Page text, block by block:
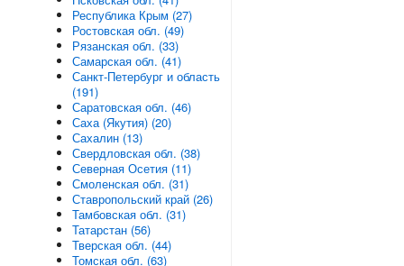
Республика Крым (27)
Ростовская обл. (49)
Рязанская обл. (33)
Самарская обл. (41)
Санкт-Петербург и область
(191)
Саратовская обл. (46)
Саха (Якутия) (20)
Сахалин (13)
Свердловская обл. (38)
Северная Осетия (11)
Смоленская обл. (31)
Ставропольский край (26)
Тамбовская обл. (31)
Татарстан (56)
Тверская обл. (44)
Томская обл. (63)